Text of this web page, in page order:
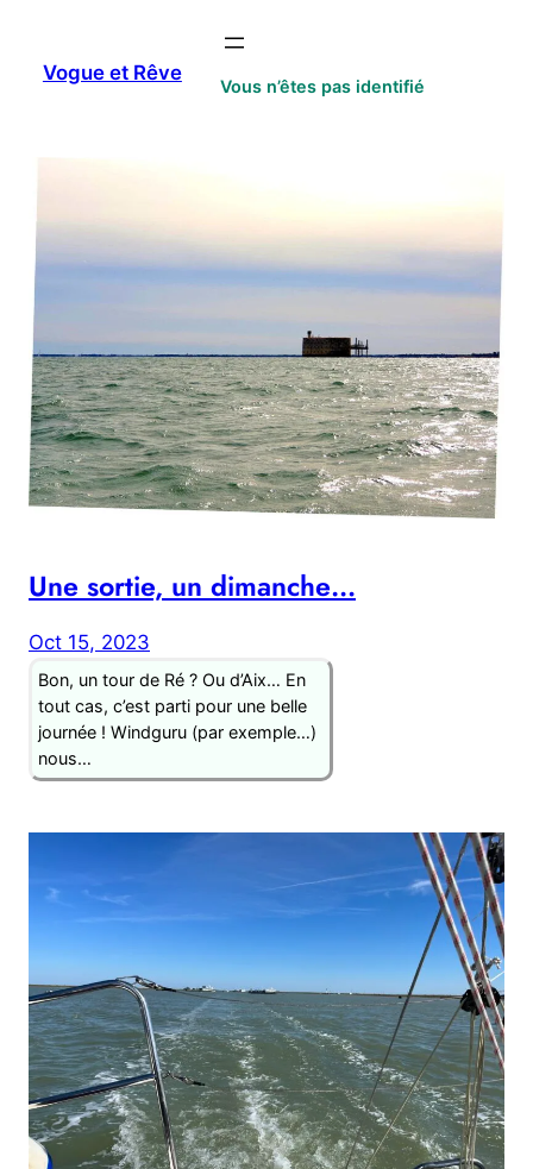
contenu
Vogue et Rêve
Vous n’êtes pas identifié
Une sortie, un dimanche…
Oct 15, 2023
Bon, un tour de Ré ? Ou d’Aix… En
tout cas, c’est parti pour une belle
journée ! Windguru (par exemple…)
nous…